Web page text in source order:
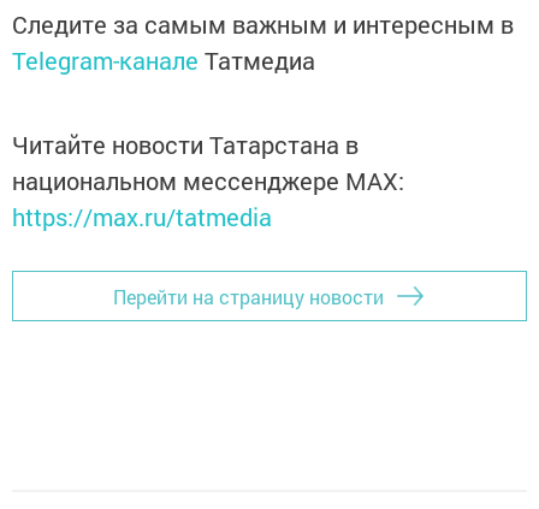
Следите за самым важным и интересным в
Telegram-канале Татмедиа
Читайте новости Татарстана в
национальном мессенджере MАХ:
https://max.ru/tatmedia
Перейти на страницу новости